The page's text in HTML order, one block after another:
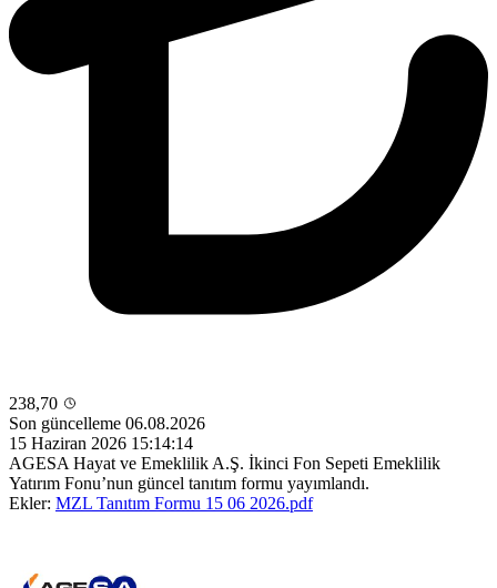
238,70
Son güncelleme 06.08.2026
15 Haziran 2026 15:14:14
AGESA Hayat ve Emeklilik A.Ş. İkinci Fon Sepeti Emeklilik
Yatırım Fonu’nun güncel tanıtım formu yayımlandı.
Ekler: MZL Tanıtım Formu 15 06 2026.pdf